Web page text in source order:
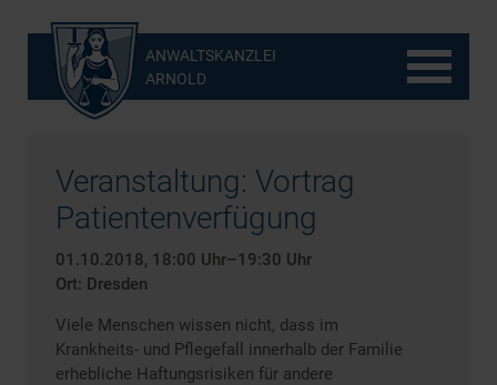
ANWALTSKANZLEI
ARNOLD
Veranstaltung: Vortrag
Patientenverfügung
01.10.2018, 18:00 Uhr–19:30 Uhr
Ort: Dresden
Viele Menschen wissen nicht, dass im
Krankheits- und Pflegefall innerhalb der Familie
erhebliche Haftungsrisiken für andere